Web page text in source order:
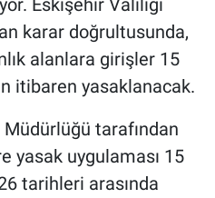
Eskişehir Valiliği
karar doğrultusunda,
alanlara girişler 15
itibaren yasaklanacak.
tarafından
yasak uygulaması 15
tarihleri arasında